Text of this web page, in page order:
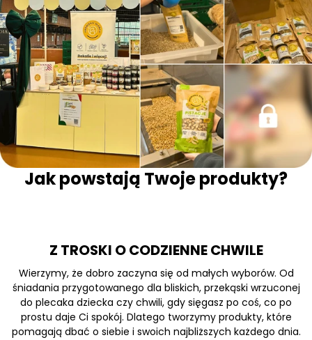
Jak powstają Twoje produkty?
Z TROSKI O CODZIENNE CHWILE
Wierzymy, że dobro zaczyna się od małych wyborów. Od
śniadania przygotowanego dla bliskich, przekąski wrzuconej
do plecaka dziecka czy chwili, gdy sięgasz po coś, co po
prostu daje Ci spokój. Dlatego tworzymy produkty, które
pomagają dbać o siebie i swoich najbliższych każdego dnia.